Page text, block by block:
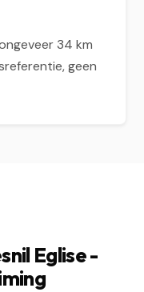
34 km
geen
Eglise -